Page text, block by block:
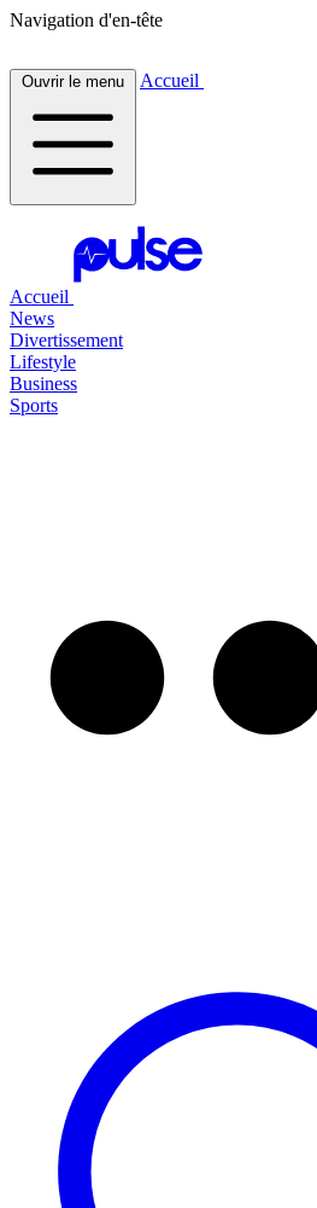
Navigation d'en-tête
Ouvrir le menu Accueil
Accueil
News
Divertissement
Lifestyle
Business
Sports